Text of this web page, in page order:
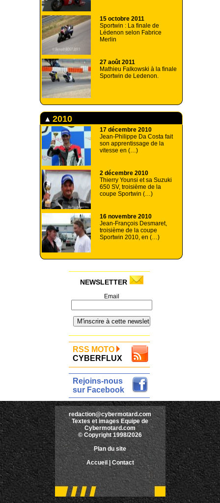
15 octobre 2011
Sportwin : La finale de
Lédenon selon Fabrice
Merlin
27 août 2011
Mathieu Falkowski à la finale
Sportwin de Ledenon.
2010
17 décembre 2010
Jean-Philippe Da Costa fait
son apprentissage de la
vitesse en (…)
2 décembre 2010
Thierry Younsi et sa Suzuki
650 SV, troisième de la
coupe Sportwin (…)
16 novembre 2010
Jean-François Desmaret,
troisième de la coupe
Sportwin 2010, en (…)
NEWSLETTER
Email
RSS MOTO
CYBERFLUX
Rejoins-nous
sur Facebook
redaction@cybermotard.com
Textes et images Equipe de
Cybermotard.com
© Copyright 1998/2026
Plan du site
Accueil|Contact